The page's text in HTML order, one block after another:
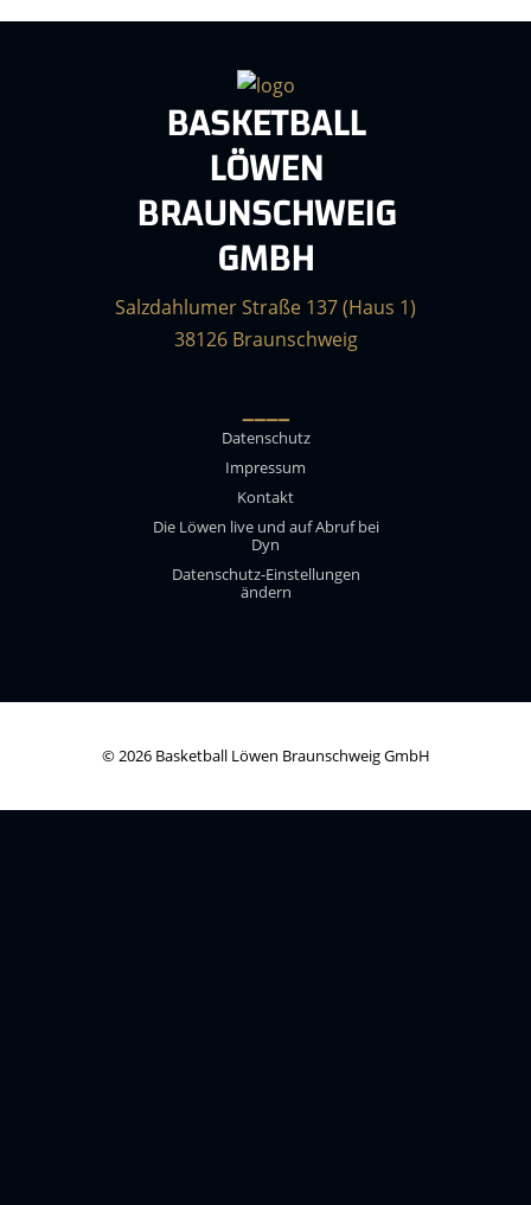
BASKETBALL
LÖWEN
BRAUNSCHWEIG
GMBH
Salzdahlumer Straße 137 (Haus 1)
38126 Braunschweig
____
Datenschutz
Impressum
Kontakt
Die Löwen live und auf Abruf bei
Dyn
Datenschutz-Einstellungen
ändern
© 2026 Basketball Löwen Braunschweig GmbH